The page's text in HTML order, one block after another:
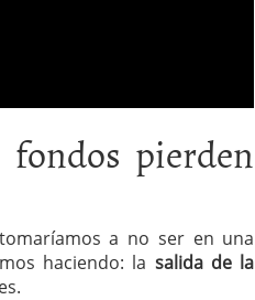
fondos pierden
a no ser en una
haciendo: la salida de la